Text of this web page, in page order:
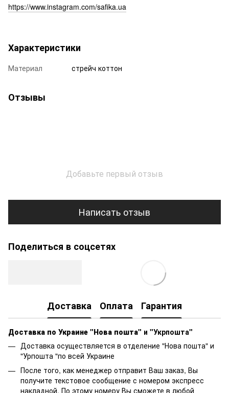
https://www.instagram.com/safika.ua
Характеристики
Материал стрейч коттон
Отзывы
Добавьте первый отзыв
Написать отзыв
Поделиться в соцсетях
Доставка Оплата Гарантия
Доставка по Украине "Нова пошта" и "Укрпошта"
Доставка осуществляется в отделение "Нова пошта" и
"Урпошта "по всей Украине
После того, как менеджер отправит Ваш заказ, Вы
получите текстовое сообщение с номером экспресс
накладной. По этому номеру Вы сможете в любой